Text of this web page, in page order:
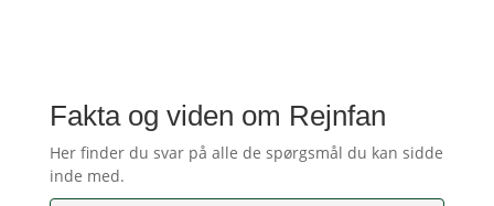
Fakta og viden om Rejnfan
Her finder du svar på alle de spørgsmål du kan sidde
inde med.